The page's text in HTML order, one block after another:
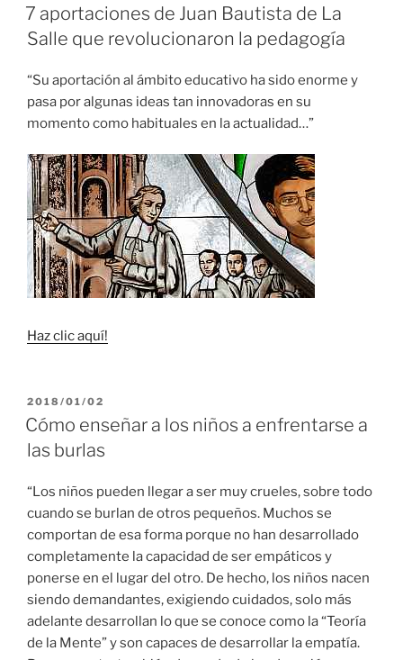
EL
7 aportaciones de Juan Bautista de La
Salle que revolucionaron la pedagogía
“Su aportación al ámbito educativo ha sido enorme y
pasa por algunas ideas tan innovadoras en su
momento como habituales en la actualidad…”
Haz clic aquí!
PUBLICADO
EL
2018/01/02
Cómo enseñar a los niños a enfrentarse a
las burlas
“Los niños pueden llegar a ser muy crueles, sobre todo
cuando se burlan de otros pequeños. Muchos se
comportan de esa forma porque no han desarrollado
completamente la capacidad de ser empáticos y
ponerse en el lugar del otro. De hecho, los niños nacen
siendo demandantes, exigiendo cuidados, solo más
adelante desarrollan lo que se conoce como la “Teoría
de la Mente” y son capaces de desarrollar la empatía.